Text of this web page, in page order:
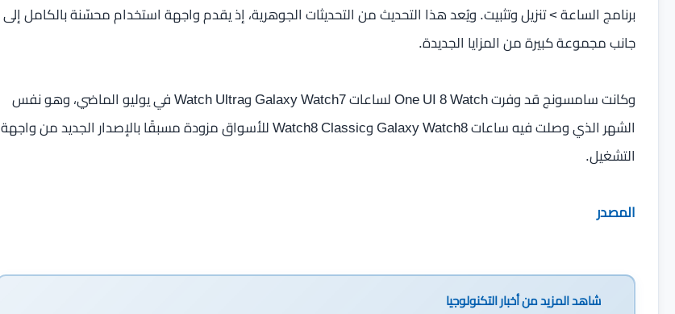
برنامج الساعة > تنزيل وتثبيت. ويُعد هذا التحديث من التحديثات الجوهرية، إذ يقدم واجهة استخدام محسّنة بالكامل إلى
جانب مجموعة كبيرة من المزايا الجديدة.
وكانت سامسونج قد وفرت One UI 8 Watch لساعات Galaxy Watch7 وWatch Ultra في يوليو الماضي، وهو نفس
الشهر الذي وصلت فيه ساعات Galaxy Watch8 وWatch8 Classic للأسواق مزودة مسبقًا بالإصدار الجديد من واجهة
التشغيل.
المصدر
شاهد المزيد منأخبار التكنولوجيا